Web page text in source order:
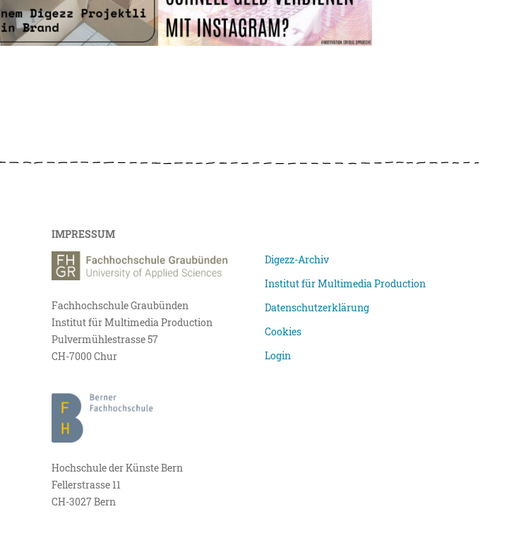
IMPRESSUM
Fachhochschule Graubünden
Institut für Multimedia Production
Pulvermühlestrasse 57
CH-7000 Chur
Hochschule der Künste Bern
Fellerstrasse 11
CH-3027 Bern
Digezz-Archiv
Institut für Multimedia Production
Datenschutzerklärung
Cookies
Login